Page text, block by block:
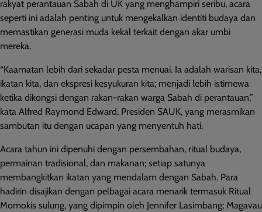
rakyat perantauan Sabah di UK yang menghampiri seribu, acara
seperti ini adalah penting untuk mengekalkan identiti budaya dan
memastikan generasi muda kekal terkait dengan akar umbi
mereka.
“Kaamatan lebih dari sekadar pesta menuai. Ia adalah warisan kita,
ikatan kita, dan ekspresi kesyukuran kita; menjadi lebih istimewa
ketika dikongsi dengan rakan-rakan warga Sabah di perantauan,”
kata Alfred Raymond Edward, Presiden SAUK, yang merasmikan
sambutan itu dengan ucapan yang menyentuh hati.
Acara tahun ini dipenuhi dengan persembahan, ritual budaya,
permainan tradisional, dan makanan; setiap satunya
membangkitkan ikatan yang mendalam dengan Sabah. Para
hadirin disajikan dengan pelbagai acara menarik termasuk Ritual
Momokis sulung, yang dipimpin oleh Jennifer Lasimbang; Magavau